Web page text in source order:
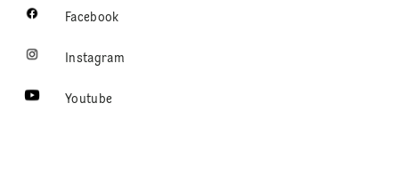
Facebook
Instagram
Youtube